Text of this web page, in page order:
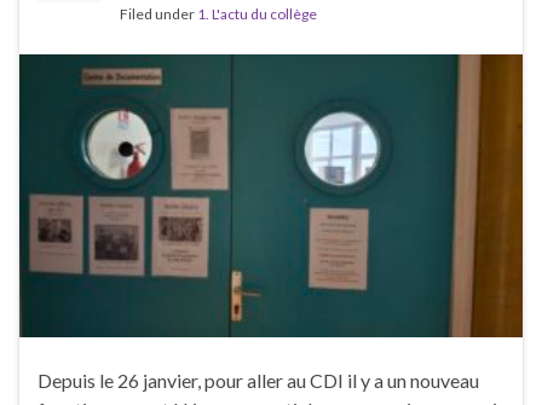
Filed under 1. L'actu du collège
Depuis le 26 janvier, pour aller au CDI il y a un nouveau